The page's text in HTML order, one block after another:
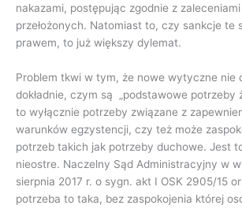
nakazami, postępując zgodnie z
przełożonych. Natomiast to, czy sankcje te
prawem, to już większy dylemat.
Problem tkwi w tym, że nowe wytyczne nie
dokładnie, czym są „podstawowe potrzeby
to wyłącznie potrzeby związane z
warunków egzystencji, czy też może
potrzeb takich jak potrzeby duchowe. Jest
nieostre. Naczelny Sąd Administracyjny w
sierpnia 2017 r. o sygn. akt I OSK 2905/15
potrzeba to taka, bez zaspokojenia której